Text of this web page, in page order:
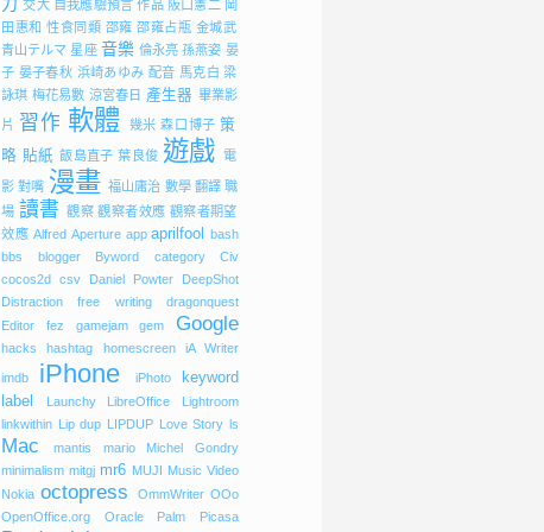
力 交大 自我應驗預言 作品 阪口憲二 岡
田惠和
性食同類 邵雍 邵雍占瓶 金城武
青山テルマ 星座 音樂 倫永亮 孫燕姿 晏
子 晏子春秋 浜崎あゆみ 配音 馬克白 梁
詠琪 梅花易數 涼宮春日 產生器 畢業影
片 習作 軟體 幾米 森口博子 策
略 貼紙 飯島直子 葉良俊 遊戲 電
影 對嘴 漫畫 福山庸治 數學 翻譯 職
場 讀書 觀察 觀察者效應 觀察者期望
效應 Alfred Aperture app aprilfool
bash
bbs
blogger Byword category
Civ
cocos2d
csv Daniel Powter
DeepShot
Distraction free writing
dragonquest
Editor
fez gamejam gem Google
hacks hashtag homescreen iA Writer
imdb iPhone iPhoto
keyword
label
Launchy LibreOffice
Lightroom
linkwithin
Lip dup LIPDUP Love Story ls
Mac mantis mario
Michel Gondry
minimalism mitgj mr6 MUJI
Music Video
Nokia octopress OmmWriter OOo
OpenOffice.org
Oracle Palm Picasa